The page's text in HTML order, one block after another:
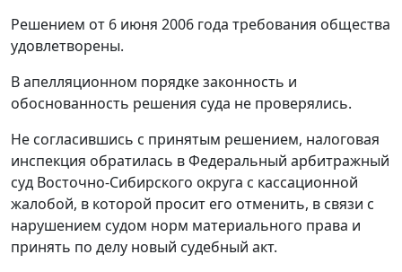
Решением от 6 июня 2006 года требования общества
удовлетворены.
В апелляционном порядке законность и
обоснованность решения суда не проверялись.
Не согласившись с принятым решением, налоговая
инспекция обратилась в Федеральный арбитражный
суд Восточно-Сибирского округа с кассационной
жалобой, в которой просит его отменить, в связи с
нарушением судом норм материального права и
принять по делу новый судебный акт.